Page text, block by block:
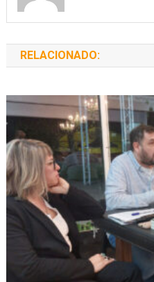
RELACIONADO: